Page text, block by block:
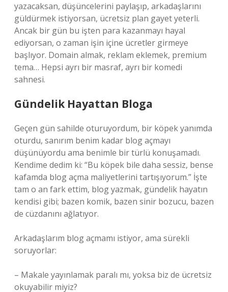
yazacaksan, düşüncelerini paylaşıp, arkadaşlarını
güldürmek istiyorsan, ücretsiz plan gayet yeterli.
Ancak bir gün bu işten para kazanmayı hayal
ediyorsan, o zaman işin içine ücretler girmeye
başlıyor. Domain almak, reklam eklemek, premium
tema… Hepsi ayrı bir masraf, ayrı bir komedi
sahnesi.
Gündelik Hayattan Bloga
Geçen gün sahilde oturuyordum, bir köpek yanımda
oturdu, sanırım benim kadar blog açmayı
düşünüyordu ama benimle bir türlü konuşamadı.
Kendime dedim ki: “Bu köpek bile daha sessiz, bense
kafamda blog açma maliyetlerini tartışıyorum.” İşte
tam o an fark ettim, blog yazmak, gündelik hayatın
kendisi gibi; bazen komik, bazen sinir bozucu, bazen
de cüzdanını ağlatıyor.
Arkadaşlarım blog açmamı istiyor, ama sürekli
soruyorlar:
– Makale yayınlamak paralı mı, yoksa biz de ücretsiz
okuyabilir miyiz?